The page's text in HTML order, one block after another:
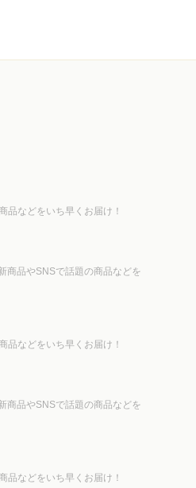
品などをいち早くお届け！
商品やSNSで話題の商品などを
品などをいち早くお届け！
商品やSNSで話題の商品などを
品などをいち早くお届け！